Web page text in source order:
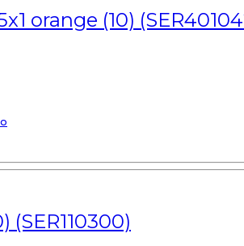
orange (10)
(SER110300)